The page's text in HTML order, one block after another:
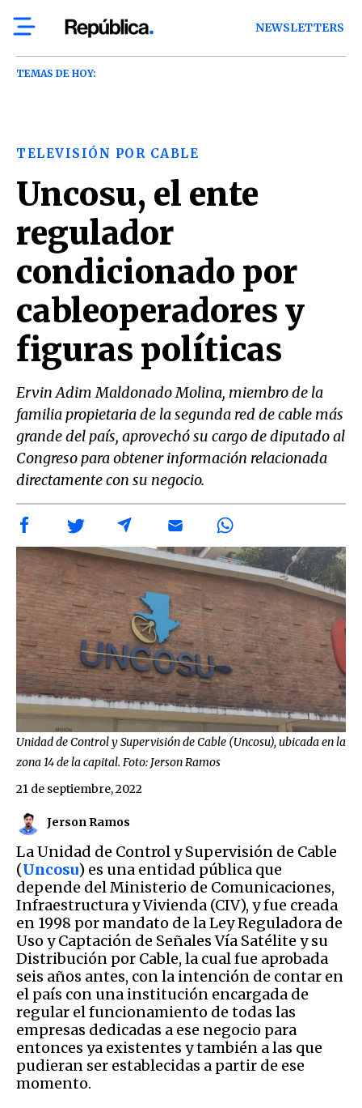
NEWSLETTERS
TEMAS DE HOY:
TELEVISIÓN POR CABLE
Uncosu, el ente
regulador
condicionado por
cableoperadores y
figuras políticas
Ervin Adim Maldonado Molina, miembro de la
familia propietaria de la segunda red de cable más
grande del país, aprovechó su cargo de diputado al
Congreso para obtener información relacionada
directamente con su negocio.
Unidad de Control y Supervisión de Cable (Uncosu), ubicada en la
zona 14 de la capital. Foto: Jerson Ramos
Jerson Ramos
21 de septiembre, 2022
La Unidad de Control y Supervisión de Cable
(Uncosu) es una entidad pública que
depende del Ministerio de Comunicaciones,
Infraestructura y Vivienda (CIV), y fue creada
en 1998 por mandato de la Ley Reguladora de
Uso y Captación de Señales Vía Satélite y su
Distribución por Cable, la cual fue aprobada
seis años antes, con la intención de contar en
el país con una institución encargada de
regular el funcionamiento de todas las
empresas dedicadas a ese negocio para
entonces ya existentes y también a las que
pudieran ser establecidas a partir de ese
momento.